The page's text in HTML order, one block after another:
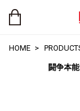
HOME
闘争本